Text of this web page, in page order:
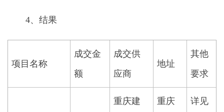
4、结果
项目名称
成交金
额
成交供
应商
地址
其他
要求
重庆建
重庆
详见